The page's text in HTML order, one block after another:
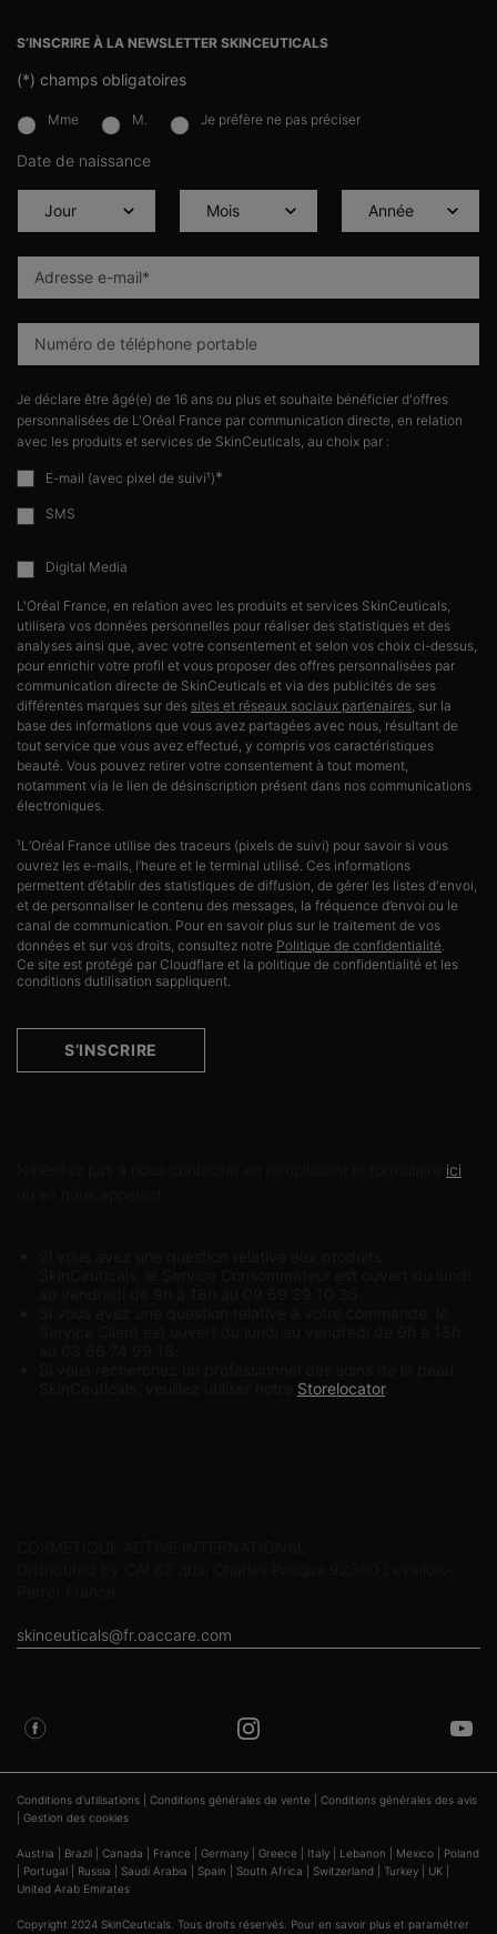
S’INSCRIRE À LA NEWSLETTER SKINCEUTICALS
(*) champs obligatoires
newslettersignup.title.legend
Mme M. Je préfère ne pas préciser
Date de naissance
Adresse e-mail*
Numéro de téléphone portable
Je déclare être âgé(e) de 16 ans ou plus et souhaite bénéficier d'offres
personnalisées de L'Oréal France par communication directe, en relation
avec les produits et services de SkinCeuticals, au choix par :
E-mail (avec pixel de suivi¹)*
SMS
Digital Media
L'Oréal France, en relation avec les produits et services SkinCeuticals,
utilisera vos données personnelles pour réaliser des statistiques et des
analyses ainsi que, avec votre consentement et selon vos choix ci-dessus,
pour enrichir votre profil et vous proposer des offres personnalisées par
communication directe de SkinCeuticals et via des publicités de ses
différentes marques sur des sites et réseaux sociaux partenaires, sur la
base des informations que vous avez partagées avec nous, résultant de
tout service que vous avez effectué, y compris vos caractéristiques
beauté. Vous pouvez retirer votre consentement à tout moment,
notamment via le lien de désinscription présent dans nos communications
électroniques.
¹L’Oréal France utilise des traceurs (pixels de suivi) pour savoir si vous
ouvrez les e-mails, l’heure et le terminal utilisé. Ces informations
permettent d’établir des statistiques de diffusion, de gérer les listes d'envoi,
et de personnaliser le contenu des messages, la fréquence d’envoi ou le
canal de communication. Pour en savoir plus sur le traitement de vos
données et sur vos droits, consultez notre Politique de confidentialité.
Ce site est protégé par Cloudflare et la politique de confidentialité et les
conditions dutilisation sappliquent.
S’INSCRIRE
ici
Storelocator.
skinceuticals@fr.oaccare.com
Conditions d'utilisations Conditions générales de vente
Conditions générales des avis
Gestion des cookies
Austria Brazil Canada France Germany Greece Italy Lebanon Mexico
Poland
Portugal Russia Saudi Arabia Spain South Africa Switzerland Turkey UK
United Arab Emirates
Copyright 2024 SkinCeuticals. Tous droits réservés. Pour en savoir plus et paramétrer